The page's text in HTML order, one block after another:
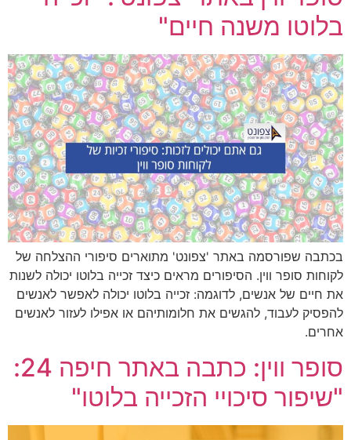
בלוטו משנה חיים"
בכתבה שפורסמה באתר 'צפונט' מתוארים סיפורי ההצלחה של
לקוחות סופר ווין. הסיפורים מראים כיצד זכייה בלוטו יכולה לשנות
את חיים של אנשים, לדוגמה: זכייה בלוטו יכולה לאפשר לאנשים
להפסיק לעבוד, להגשים את חלומותיהם או אפילו לעזור לאנשים
אחרים.
סופר ווין: כתבה באתר חיפה 24:
"שיפור סיכויי הזכייה בלוטו"